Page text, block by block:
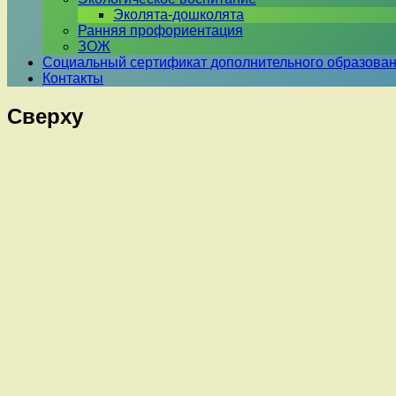
Эколята-дошколята
Ранняя профориентация
ЗОЖ
Социальный сертификат дополнительного
Контакты
Сверху